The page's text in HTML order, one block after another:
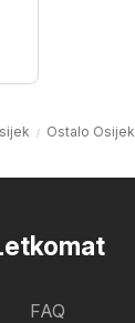
Ostalo Osijek
FAQ